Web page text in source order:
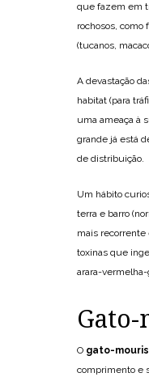
que fazem em
rochosos,
(tucanos,
A devastação
habitat (para
uma ameaça à
grande já está
de distribuição.
Um hábito
terra e barro
mais
toxinas que
arara-
O gato-
comprimento e